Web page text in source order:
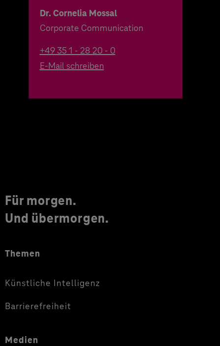
Dr. Cornelia Mossal
Corporate Communication
+49 35 1 - 28 20 - 0
E-Mail schreiben
Für morgen.
Und übermorgen.
Themen
Künstliche Intelligenz
Barrierefreiheit
Medien